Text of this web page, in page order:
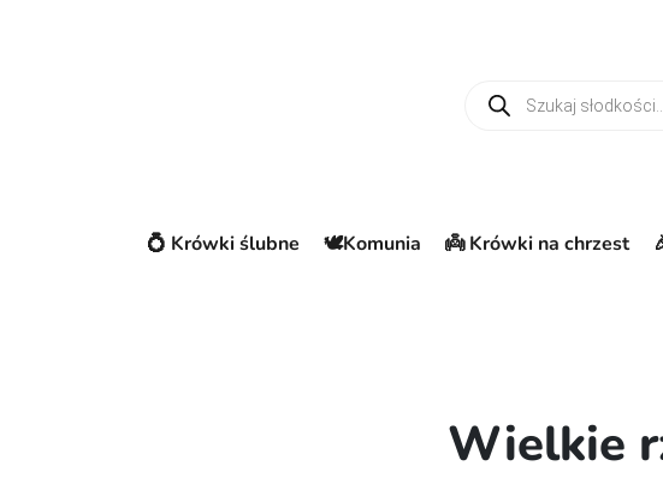
💍 Krówki ślubne 🕊️Komunia 👼 Krówki na chrzest
Wielkie